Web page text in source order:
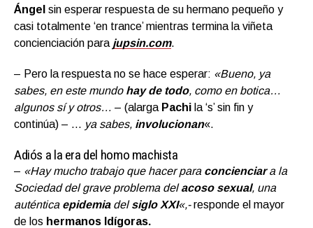
Ángel sin esperar respuesta de su hermano pequeño y
casi totalmente ‘en trance’ mientras termina la viñeta
concienciación para jupsin.com.
– Pero la respuesta no se hace esperar: «Bueno, ya
sabes, en este mundo hay de todo, como en botica…
algunos sí y otros… – (alarga Pachi la ‘s’ sin fin y
continúa) – … ya sabes, involucionan«.
Adiós a la era del homo machista
– «Hay mucho trabajo que hacer para concienciara la
Sociedad del grave problema delacoso sexual, una
auténtica epidemiadelsiglo XXI«,-responde el mayor
de los hermanos Idígoras.